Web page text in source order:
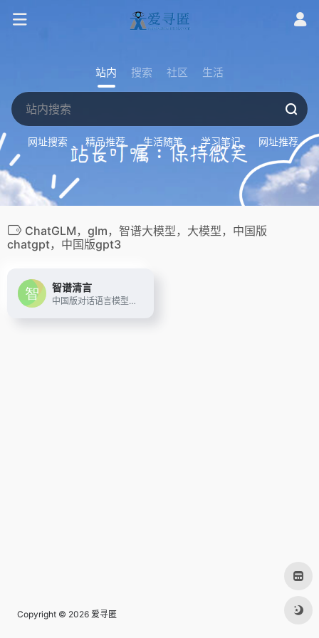
站内 搜索 社区 生活
网址搜索 精品推荐 生活随笔 学习笔记 网址推荐
ChatGLM，glm，智谱大模型，大模型，中国版
chatgpt，中国版gpt3
智谱清言
中国版对话语言模型，与GLM大模型进行对话。
Copyright © 2026 爱寻匿